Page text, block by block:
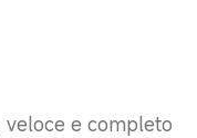
e completo